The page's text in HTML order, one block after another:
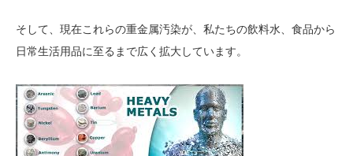
そして、現在これらの重金属汚染が、私たちの飲料水、食品から
日常生活用品に至るまで広く拡大しています。